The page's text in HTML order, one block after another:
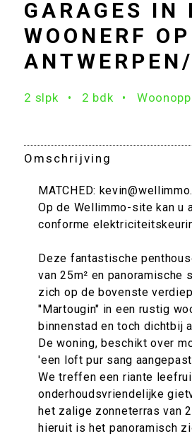
GARAGES IN
WOONERF
2 slpk 2 bdk
Omschrijving
MATCHED:
Op de Wellimmo-site kan u
conforme
Deze fantastische
van 25m² en
zich op de bovenste
"Martougin" in een rustig
binnenstad en toch dichtbij
De woning, beschikt over
'een loft pur sang
We treffen een riante
onderhoudsvriendelijke
het zalige zonneterras van
hieruit is het panoramisch